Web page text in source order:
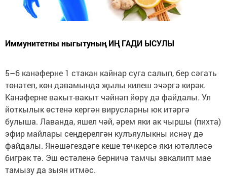
Иммунитетны ныгытуның ИҢ ГАДИ ЫСУЛЫ
5–6 канәферне 1 стакан кайнар суга салып, бер сәгать
төнәтеп, көн дәвамында җылы килеш эчәргә кирәк.
Канәферне вакыт-вакыт чәйнәп йөрү дә файдалы. Ул
йоткылык өстенә кергән вирусларны юк итәргә
булыша. Лаванда, яшел чәй, әрем яки ак чыршы (пихта)
эфир майлары сеңдерелгән кулъяулыкны иснәү дә
файдалы. Янәшәгездәге кеше төчкерсә яки ютәлләсә
бигрәк тә. Эш өстәленә берничә тамчы эвкалипт мае
тамызу да зыян итмәс.